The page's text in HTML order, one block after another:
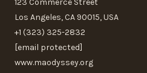
Los Angeles, CA 90015, USA
+1 (323) 325-2832
[email protected]
www.maodyssey.org